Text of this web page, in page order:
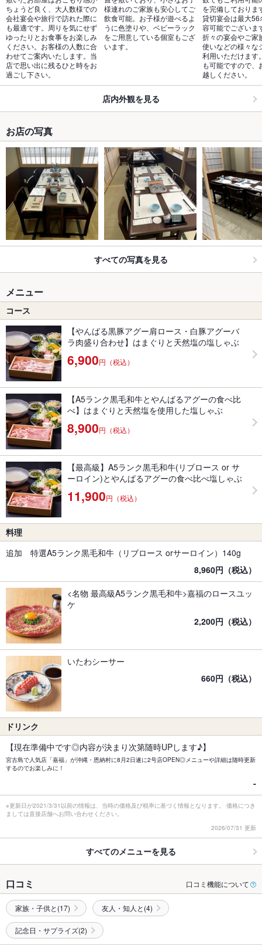
ちょうど良く、大人数様での
会社宴会や旅行で訪れた際に
も最適です。周りを気にせず
ゆったりとお食事をお楽しみ
ください。お客様の人数に合
わせてご案内いたします。当
店で思い出に残るひと時をお
過ごし下さい。
様連れのご家族も安心してご
飲食可能。お子様が遊べるよ
うに色塗りや、ベビーラック
をご用意している個室もござ
います。
を完備しておりま
貸切宴会は最大56
容可能でございま
折々の宴会やご家
使いなどの様々な
利用いただけます
も可能ですので、
越しください。
店内外観を見る
お店の写真
すべての写真を見る
メニュー
コース
【やんばる黒豚アグー肩ロース・白豚アグーバ
ラ肉盛り合わせ】はまぐりと天然塩の塩しゃぶ
6,900円（税込）
【A5ランク黒毛和牛とやんばるアグーの食べ比
べ】はまぐりと天然塩を使用した塩しゃぶ
8,900円（税込）
【最高級】A5ランク黒毛和牛(リブロース or サ
ーロイン)とやんばるアグーの食べ比べ塩しゃぶ
11,900円（税込）
料理
追加 特選A5ランク黒毛和牛（リブロース orサーロイン）140g
8,960円（税込）
<名物 最高級A5ランク黒毛和牛>嘉福のロースユッ
ケ
2,200円（税込）
いたわシーサー
660円（税込）
ドリンク
【現在準備中です◎内容が決まり次第随時UPします♪】
宮古島で人気店「嘉福」が沖縄・恩納村に8月2日遂に2号店OPEN◎メニューや詳細は随時更新
するのでお楽しみに！
‐
※更新日が2021/3/31以前の情報は、当時の価格及び税率に基づく情報となります。 価格につき
ましては直接店舗へお問い合わせください。
2026/07/31 更新
すべてのメニューを見る
口コミ 口コミ機能について
家族・子供と(17) 友人・知人と(4)
記念日・サプライズ(2)